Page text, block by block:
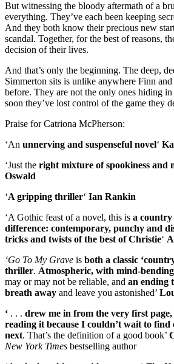
But witnessing the bloody aftermath of a
everything. They’ve each been keeping
And they both know their precious new
scandal. Together, for the best of reasons,
decision of their lives.
And that’s only the beginning. The deep,
Simmerton sits is unlike anywhere Finn and
before. They are not the only ones hiding
soon they’ve lost control of the game they
Praise for Catriona McPherson:
‘An unnerving and suspenseful novel‘
‘Just the right mixture of spookiness and
Oswald
‘A gripping thriller‘ Ian Rankin
‘A Gothic feast of a novel, this is a country
difference: contemporary, punchy and
tricks and twists of the best of Christie‘
‘Go To My Grave is both a classic
thriller. Atmospheric, with mind-
may or may not be reliable, and an ending
breath away and leave you astonished’
‘ . . . drew me in from the very first
reading it because I couldn’t wait to find
next. That’s the definition of a good book’
New York Times bestselling author